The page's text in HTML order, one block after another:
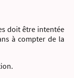
doit être intentée
à compter de la